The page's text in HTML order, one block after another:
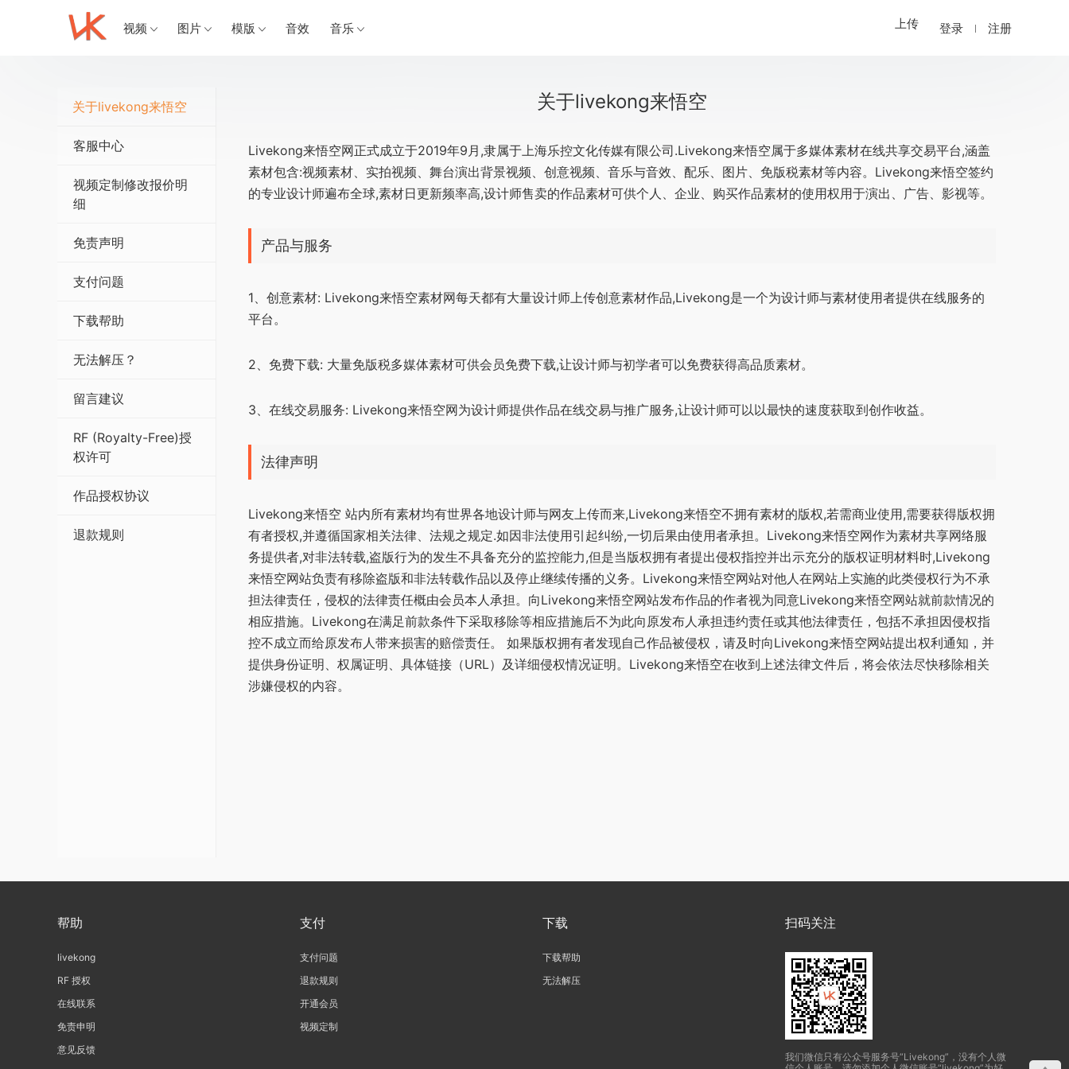
视频 图片 模版 音效 音乐 上传 登录 注册
关于livekong来悟空
客服中心
视频定制修改报价明
细
免责声明
支付问题
下载帮助
无法解压？
留言建议
RF (Royalty-Free)授
权许可
作品授权协议
退款规则
关于livekong来悟空
Livekong来悟空网正式成立于2019年9月,隶属于上海乐控文化传媒有限公司.Livekong来悟空属于多媒体素材在线共享交易平台,涵盖
素材包含:视频素材、实拍视频、舞台演出背景视频、创意视频、音乐与音效、配乐、图片、免版税素材等内容。Livekong来悟空签约
的专业设计师遍布全球,素材日更新频率高,设计师售卖的作品素材可供个人、企业、购买作品素材的使用权用于演出、广告、影视等。
产品与服务
1、创意素材: Livekong来悟空素材网每天都有大量设计师上传创意素材作品,Livekong是一个为设计师与素材使用者提供在线服务的
平台。
2、免费下载: 大量免版税多媒体素材可供会员免费下载,让设计师与初学者可以免费获得高品质素材。
3、在线交易服务: Livekong来悟空网为设计师提供作品在线交易与推广服务,让设计师可以以最快的速度获取到创作收益。
法律声明
Livekong来悟空 站内所有素材均有世界各地设计师与网友上传而来,Livekong来悟空不拥有素材的版权,若需商业使用,需要获得版权拥
有者授权,并遵循国家相关法律、法规之规定.如因非法使用引起纠纷,一切后果由使用者承担。Livekong来悟空网作为素材共享网络服
务提供者,对非法转载,盗版行为的发生不具备充分的监控能力,但是当版权拥有者提出侵权指控并出示充分的版权证明材料时,Livekong
来悟空网站负责有移除盗版和非法转载作品以及停止继续传播的义务。Livekong来悟空网站对他人在网站上实施的此类侵权行为不承
担法律责任，侵权的法律责任概由会员本人承担。向Livekong来悟空网站发布作品的作者视为同意Livekong来悟空网站就前款情况的
相应措施。Livekong在满足前款条件下采取移除等相应措施后不为此向原发布人承担违约责任或其他法律责任，包括不承担因侵权指
控不成立而给原发布人带来损害的赔偿责任。 如果版权拥有者发现自己作品被侵权，请及时向Livekong来悟空网站提出权利通知，并
提供身份证明、权属证明、具体链接（URL）及详细侵权情况证明。Livekong来悟空在收到上述法律文件后，将会依法尽快移除相关
涉嫌侵权的内容。
帮助
livekong
RF 授权
在线联系
免责申明
意见反馈
支付
支付问题
退款规则
开通会员
视频定制
下载
下载帮助
无法解压
扫码关注
我们微信只有公众号服务号“Livekong”，没有个人微